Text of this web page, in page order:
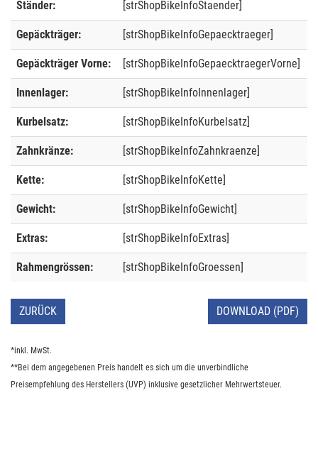
Ständer: [strShopBikeInfoStaender]
Gepäckträger: [strShopBikeInfoGepaecktraeger]
Gepäckträger Vorne: [strShopBikeInfoGepaecktraegerVorne]
Innenlager: [strShopBikeInfoInnenlager]
Kurbelsatz: [strShopBikeInfoKurbelsatz]
Zahnkränze: [strShopBikeInfoZahnkraenze]
Kette: [strShopBikeInfoKette]
Gewicht: [strShopBikeInfoGewicht]
Extras: [strShopBikeInfoExtras]
Rahmengrössen: [strShopBikeInfoGroessen]
ZURÜCK DOWNLOAD (PDF)
*inkl. MwSt.
**Bei dem angegebenen Preis handelt es sich um die unverbindliche
Preisempfehlung des Herstellers (UVP) inklusive gesetzlicher Mehrwertsteuer.